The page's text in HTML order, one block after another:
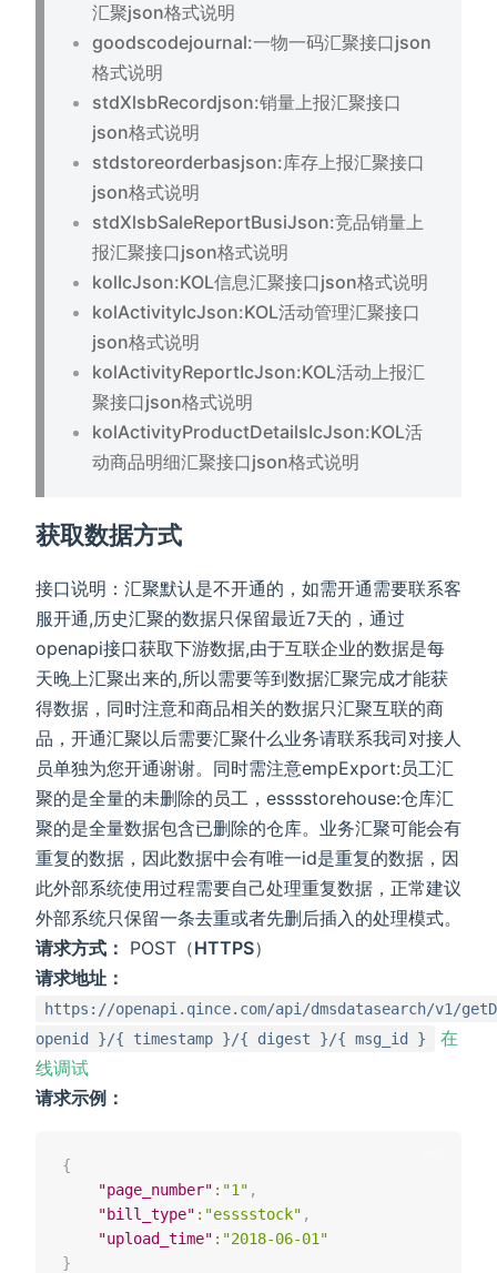
汇聚json格式说明
goodscodejournal:一物一码汇聚接口json
格式说明
stdXlsbRecordjson:销量上报汇聚接口
json格式说明
stdstoreorderbasjson:库存上报汇聚接口
json格式说明
stdXlsbSaleReportBusiJson:竞品销量上
报汇聚接口json格式说明
kolIcJson:KOL信息汇聚接口json格式说明
kolActivityIcJson:KOL活动管理汇聚接口
json格式说明
kolActivityReportIcJson:KOL活动上报汇
聚接口json格式说明
kolActivityProductDetailsIcJson:KOL活
动商品明细汇聚接口json格式说明
获取数据方式
接口说明：汇聚默认是不开通的，如需开通需要联系客
服开通,历史汇聚的数据只保留最近7天的，通过
openapi接口获取下游数据,由于互联企业的数据是每
天晚上汇聚出来的,所以需要等到数据汇聚完成才能获
得数据，同时注意和商品相关的数据只汇聚互联的商
品，开通汇聚以后需要汇聚什么业务请联系我司对接人
员单独为您开通谢谢。同时需注意empExport:员工汇
聚的是全量的未删除的员工，esssstorehouse:仓库汇
聚的是全量数据包含已删除的仓库。业务汇聚可能会有
重复的数据，因此数据中会有唯一id是重复的数据，因
此外部系统使用过程需要自己处理重复数据，正常建议
外部系统只保留一条去重或者先删后插入的处理模式。
请求方式： POST（HTTPS）
请求地址：
https://openapi.qince.com/api/dmsdatasearch/v1/
openid }/{ timestamp }/{ digest }/{ msg_id }
在
线调试
请求示例：
{
"page_number" : "1" ,
"bill_type" : "esssstock" ,
"upload_time" : "2018-06-01"
}